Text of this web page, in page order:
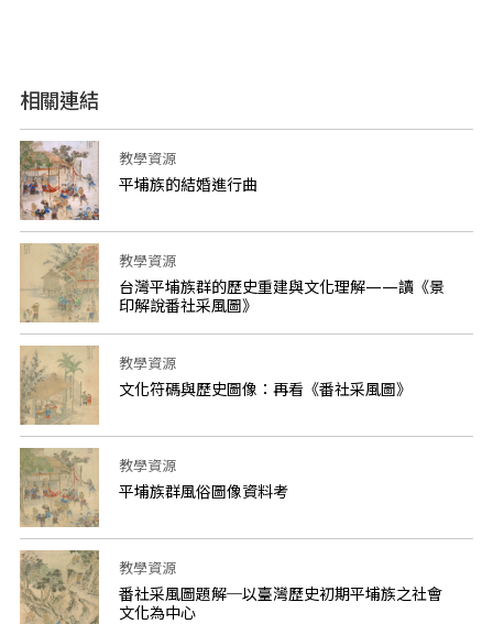
相關連結
教學資源
平埔族的結婚進行曲
教學資源
台灣平埔族群的歷史重建與文化理解——讀《景
印解說番社采風圖》
教學資源
文化符碼與歷史圖像：再看《番社采風圖》
教學資源
平埔族群風俗圖像資料考
教學資源
番社采風圖題解─以臺灣歷史初期平埔族之社會
文化為中心